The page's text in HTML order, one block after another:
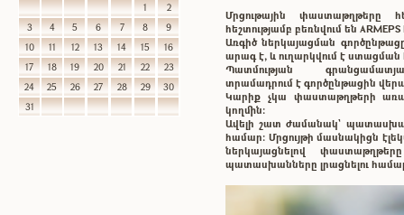
1
2
3
4 5 6 7 8
9
10
11 12 13 14 15
16
17
18 19 20 21 22
23
24
25 26 27 28 29
30
31
Մրցութային փաստաթղթերը
հեշտությամբ բեռնվում են
Առգիծ ներկայացման
արագ է, և ուղարկվում է
Պատմության
տրամադրում է գործընթացին
Կարիք չկա փաստաթղթերի
կողմին:
Ավելի շատ ժամանակ`
համար: Մրցույթի մասնակիցն
ներկայացնելով
պատասխանները լրացնելու